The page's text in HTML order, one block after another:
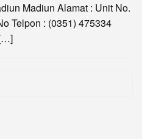
Madiun Alamat : Unit No.
Telpon : (0351) 475334